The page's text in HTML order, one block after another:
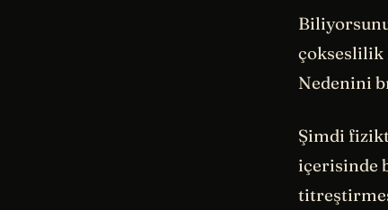
çokseslilik
Nedenini
Şimdi
içerisinde